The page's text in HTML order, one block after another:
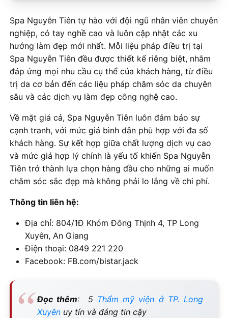
Spa Nguyễn Tiên tự hào với đội ngũ nhân viên chuyên
nghiệp, có tay nghề cao và luôn cập nhật các xu
hướng làm đẹp mới nhất. Mỗi liệu pháp điều trị tại
Spa Nguyễn Tiên đều được thiết kế riêng biệt, nhằm
đáp ứng mọi nhu cầu cụ thể của khách hàng, từ điều
trị da cơ bản đến các liệu pháp chăm sóc da chuyên
sâu và các dịch vụ làm đẹp công nghệ cao.
Về mặt giá cả, Spa Nguyễn Tiên luôn đảm bảo sự
cạnh tranh, với mức giá bình dân phù hợp với đa số
khách hàng. Sự kết hợp giữa chất lượng dịch vụ cao
và mức giá hợp lý chính là yếu tố khiến Spa Nguyễn
Tiên trở thành lựa chọn hàng đầu cho những ai muốn
chăm sóc sắc đẹp mà không phải lo lắng về chi phí.
Thông tin liên hệ:
Địa chỉ: 804/1Đ Khóm Đông Thịnh 4, TP Long
Xuyên, An Giang
Điện thoại: 0849 221 220
Facebook: FB.com/bistar.jack
Đọc thêm: 5 Thẩm mỹ viện ở TP. Long
Xuyên uy tín và đáng tin cậy